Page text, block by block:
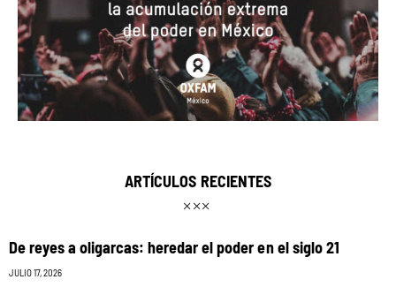
ARTÍCULOS RECIENTES
De reyes a oligarcas: heredar el poder en el siglo 21
JULIO 17, 2026